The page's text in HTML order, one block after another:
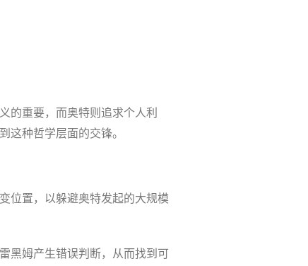
的重要，而奥特则追求个人利
种哲学层面的交锋。
位置，以躲避奥特发起的大规模
黑姆产生错误判断，从而找到可